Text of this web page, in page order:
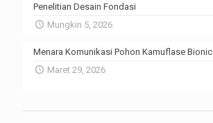
Penelitian Desain Fondasi
Mungkin 5, 2026
Menara Komunikasi Pohon Kamuflase Bionic
Maret 29, 2026